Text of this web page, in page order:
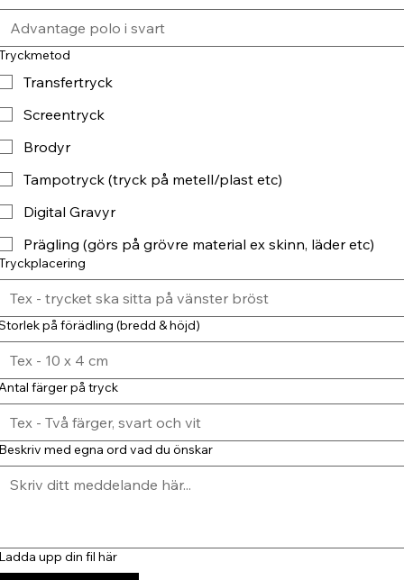
Transfertryck
Screentryck
Brodyr
Tampotryck (tryck på metell/plast etc)
Digital Gravyr
Prägling (görs på grövre material ex skinn, läder etc)
på förädling (bredd & höjd)
färger på tryck
med egna ord vad du önskar
upp din fil här